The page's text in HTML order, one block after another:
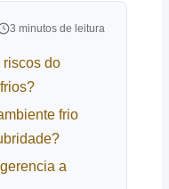
3 minutos de leitura
do
frio
a